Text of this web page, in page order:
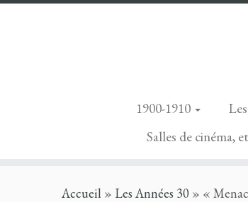
1900-1910
Salles de cinéma,
Accueil » Les Années 30 » «